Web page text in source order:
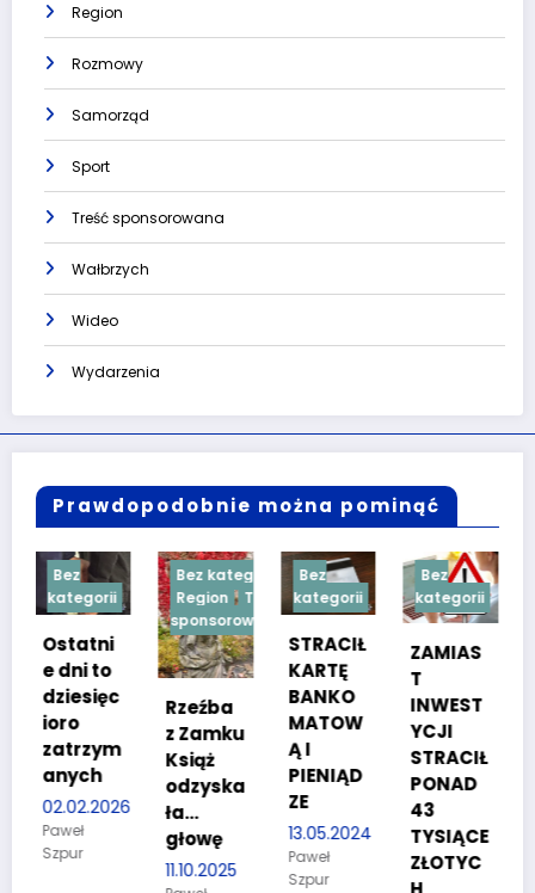
Region
Rozmowy
Samorząd
Sport
Treść sponsorowana
Wałbrzych
Wideo
Wydarzenia
Prawdopodobnie można pominąć
Bez kategorii
Region
Treść
sponsorowana
Rzeźba
z Zamku
Książ
odzyska
ła…
głowę
Bez
kategorii
STRACIŁ
KARTĘ
BANKO
MATOW
Ą I
PIENIĄD
ZE
13.05.2024
Szpur
Bez
kategorii
ZAMIAS
T
INWEST
YCJI
PONAD
TYSIĄCE
ZŁOTYC
Bez
kategorii
TESTY
NOŚCIO
WE DLA
KANDYD
ATÓW
POLICJI
27.03.2024